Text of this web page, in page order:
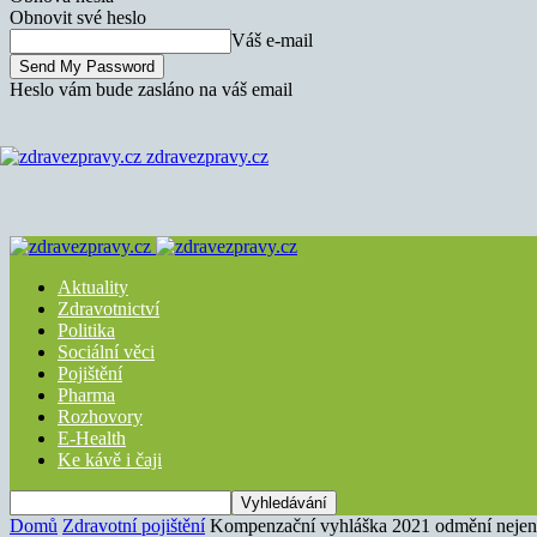
Obnovit své heslo
Váš e-mail
Heslo vám bude zasláno na váš email
zdravezpravy.cz
Aktuality
Zdravotnictví
Politika
Sociální věci
Pojištění
Pharma
Rozhovory
E-Health
Ke kávě i čaji
Domů Zdravotní pojištění Kompenzační vyhláška 2021 odmění